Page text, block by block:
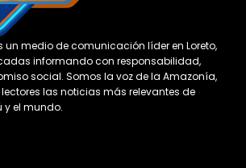
un medio de comunicación líder en Loreto,
informando con responsabilidad,
social. Somos la voz de la Amazonía,
las noticias más relevantes de
y el mundo.